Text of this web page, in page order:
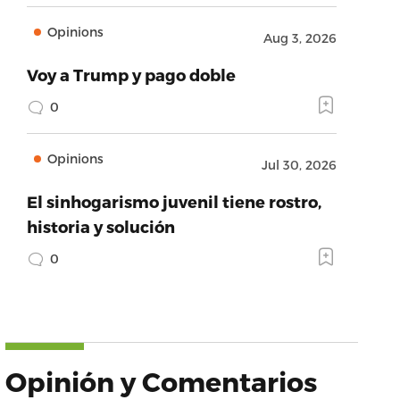
Opinions Aug 3, 2026
Voy a Trump y pago doble
0
Opinions Jul 30, 2026
El sinhogarismo juvenil tiene rostro,
historia y solución
0
Opinión y Comentarios